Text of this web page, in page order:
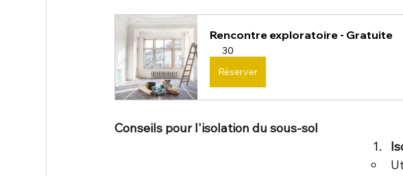
Rencontre exploratoire - Gratuite
30
Réserver
Conseils pour l'isolation du sous-sol